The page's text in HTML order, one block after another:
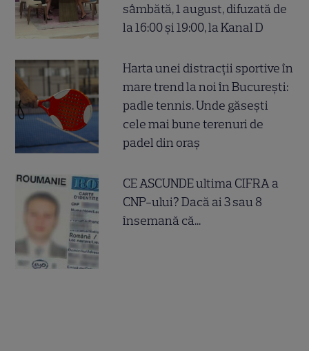
sâmbătă, 1 august, difuzată de
la 16:00 și 19:00, la Kanal D
Harta unei distracții sportive în
mare trend la noi în București:
padle tennis. Unde găsești
cele mai bune terenuri de
padel din oraș
CE ASCUNDE ultima CIFRA a
CNP-ului? Dacă ai 3 sau 8
însemană că...